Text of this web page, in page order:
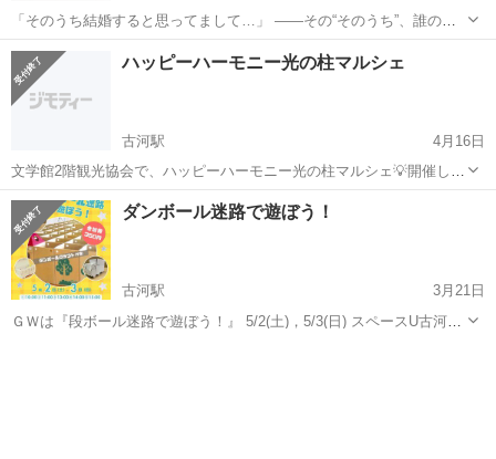
「そのうち結婚すると思ってまして…」 ——その“そのうち”、誰のカ
レンダーにも書いてありません。 こんにちは。 今回は、少しだけ正直
に、でもちょっと笑いながら、 大切なお話をさせてください。 ■ 親は
言...
茨城 古河駅 子ども
ハッピーハーモニー光の柱マルシェ
古河駅
4月16日
文学館2階観光協会で、ハッピーハーモニー光の柱マルシェ💡開催しま
す😊💓 やや、わかりにくいでしょうか？ 歩いて散歩の方はご存知！
今回も、音楽演奏🎶ケーナ、フルート、オカリナ 占い、マッサージ、
ヒーリング、ハンドメイド、...
茨城 古河市 古河駅 その他 マルシェ
ダンボール迷路で遊ぼう！
古河駅
3月21日
ＧＷは『段ボール迷路で遊ぼう！』 5/2(土)，5/3(日) スペースU古河に